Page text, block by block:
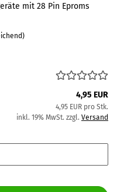
mit 28 Pin Eproms
4,95 EUR
4,95 EUR pro Stk.
inkl. 19% MwSt. zzgl. Versand